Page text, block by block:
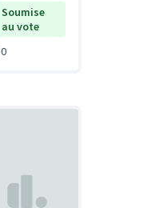
Soumise
au vote
0